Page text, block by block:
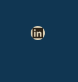
LinkedIn